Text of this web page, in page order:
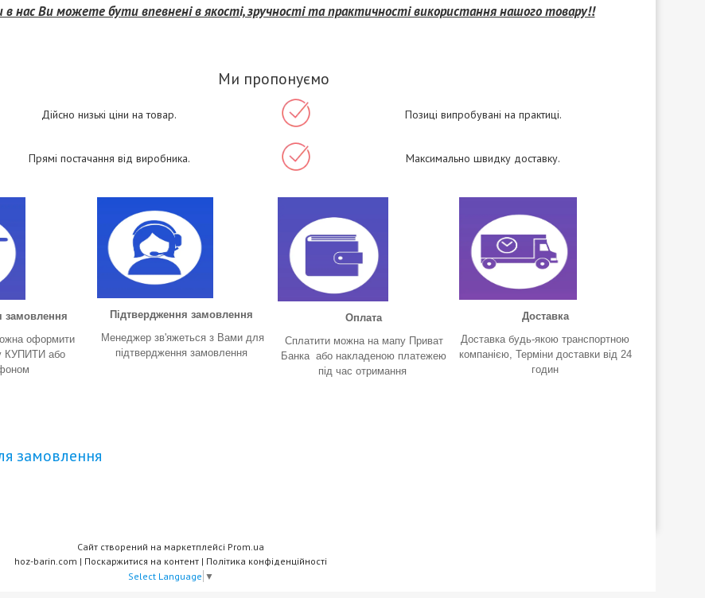
в нас Ви можете бути впевнені в якості, зручності та практичності використання нашого товару!!
Ми пропонуємо
Дійсно низькі ціни на товар. Позиці випробувані на практиці.
Прямі постачання від виробника. Максимально швидку доставку.
оформити
КУПИТИ або
Підтвердження замовлення
Менеджер зв'яжеться з Вами для
підтвердження замовлення
Оплата
Сплатити можна на мапу Приват
Банка або накладеною платежею
під час отримання
Доставка
Доставка будь-якою транспортною
компанією, Терміни доставки від 24
годин
замовлення
Сайт створений на маркетплейсі Prom.ua
hoz-barin.com | Поскаржитися на контент | Політика конфіденційності
Select Language ▼